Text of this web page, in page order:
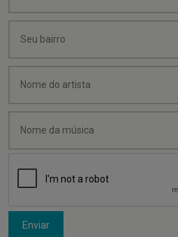
Enviar